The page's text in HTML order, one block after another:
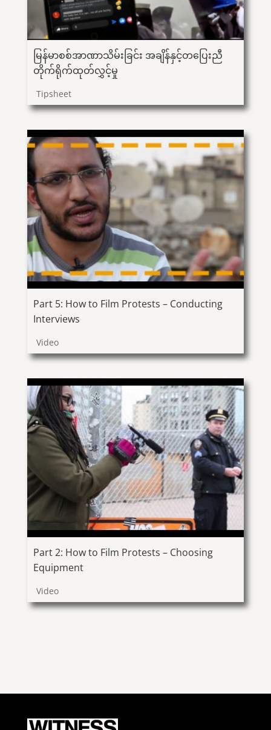
မြန်မာစစ်အာဏာသိမ်းခြင်း အချိန်နှင့်တပြေးညီ
တိုက်ရိုက်ထုတ်လွှင့်မှု
Tipsheet
Part 5: How to Film Protests – Conducting
Interviews
Video
Part 2: How to Film Protests – Choosing
Equipment
Video